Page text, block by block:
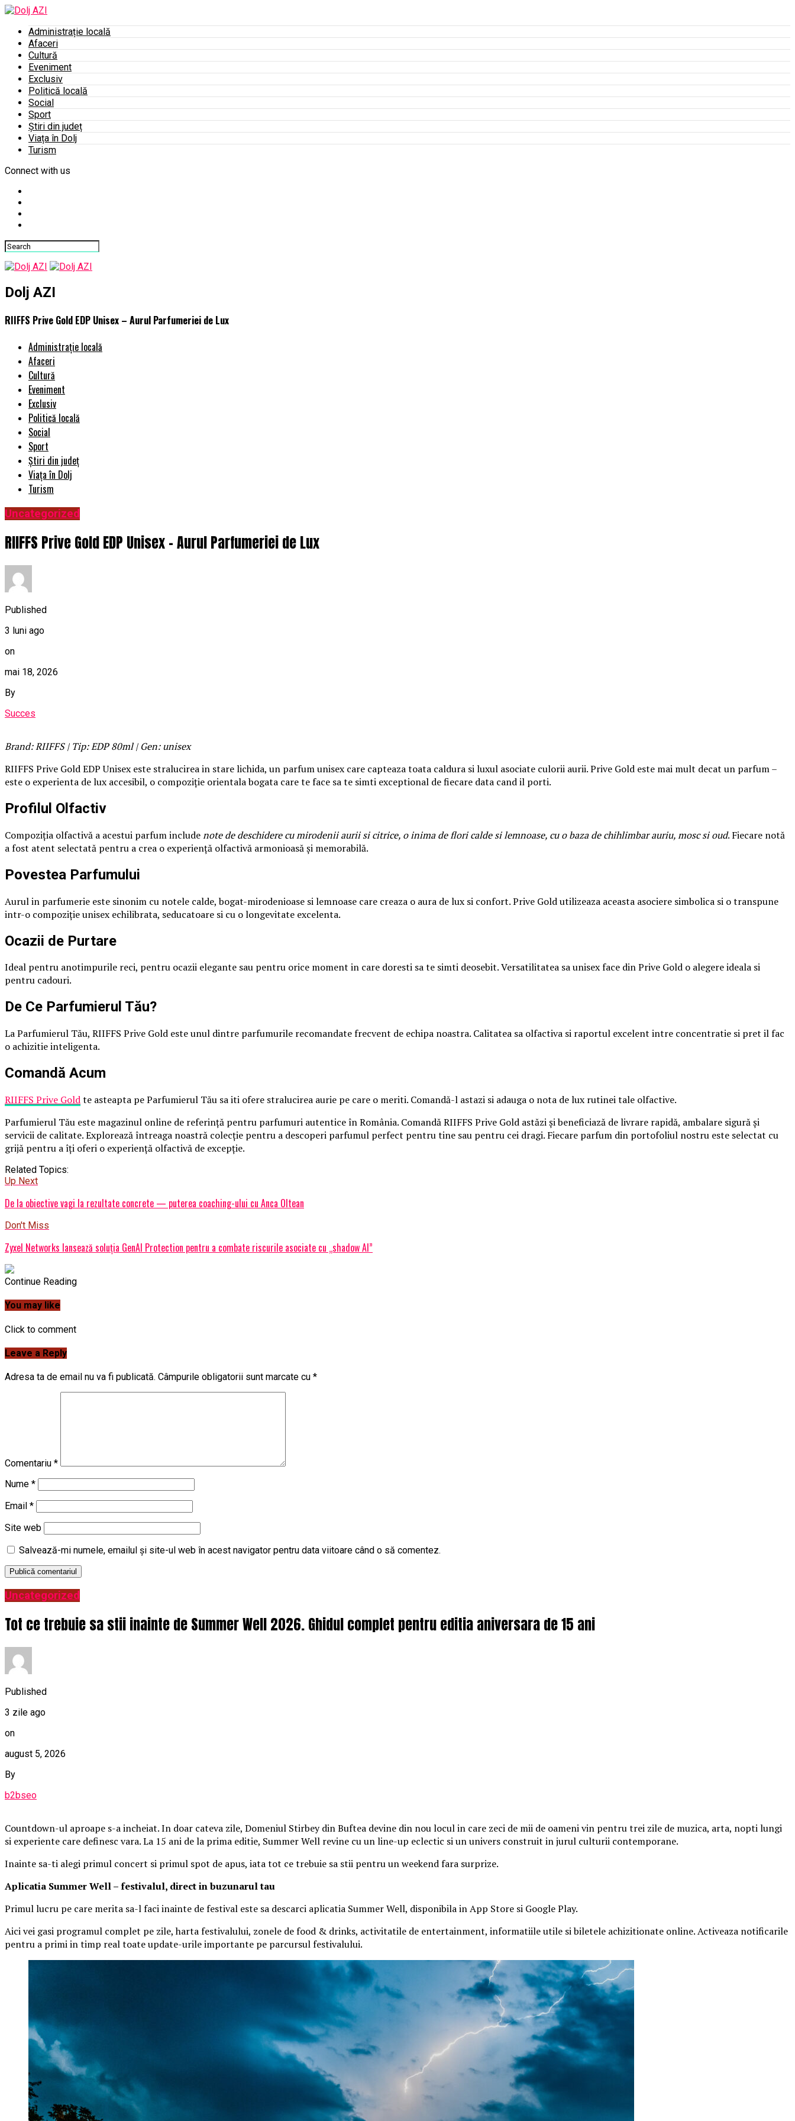
Administrație locală
Afaceri
Cultură
Eveniment
Exclusiv
Politică locală
Social
Sport
Știri din județ
Viața în Dolj
Turism
Connect with us
Dolj AZI
RIIFFS Prive Gold EDP Unisex – Aurul Parfumeriei de Lux
Administrație locală
Afaceri
Cultură
Eveniment
Exclusiv
Politică locală
Social
Sport
Știri din județ
Viața în Dolj
Turism
Uncategorized
RIIFFS Prive Gold EDP Unisex – Aurul Parfumeriei de Lux
Published
3 luni ago
on
mai 18, 2026
By
Succes
Brand: RIIFFS | Tip: EDP 80ml | Gen: unisex
RIIFFS Prive Gold EDP Unisex este stralucirea in stare lichida, un parfum unisex care capteaza toata caldura si luxul asociate culorii aurii. Prive Gold este mai mult decat un parfum –
este o experienta de lux accesibil, o compoziție orientala bogata care te face sa te simti exceptional de fiecare data cand il porti.
Profilul Olfactiv
Compoziția olfactivă a acestui parfum includenote de deschidere cu mirodenii aurii si citrice, o inima de flori calde si lemnoase, cu o baza de chihlimbar auriu, mosc si oud. Fiecare notă
a fost atent selectată pentru a crea o experiență olfactivă armonioasă și memorabilă.
Povestea Parfumului
Aurul in parfumerie este sinonim cu notele calde, bogat-mirodenioase si lemnoase care creaza o aura de lux si confort. Prive Gold utilizeaza aceasta asociere simbolica si o transpune
intr-o compoziție unisex echilibrata, seducatoare si cu o longevitate excelenta.
Ocazii de Purtare
Ideal pentru anotimpurile reci, pentru ocazii elegante sau pentru orice moment in care doresti sa te simti deosebit. Versatilitatea sa unisex face din Prive Gold o alegere ideala si
pentru cadouri.
De Ce Parfumierul Tău?
La Parfumierul Tău, RIIFFS Prive Gold este unul dintre parfumurile recomandate frecvent de echipa noastra. Calitatea sa olfactiva si raportul excelent intre concentratie si pret il fac
o achizitie inteligenta.
Comandă Acum
RIIFFS Prive Goldte asteapta pe Parfumierul Tău sa iti ofere stralucirea aurie pe care o meriti. Comandă-l astazi si adauga o nota de lux rutinei tale olfactive.
Parfumierul Tău este magazinul online de referință pentru parfumuri autentice în România. Comandă RIIFFS Prive Gold astăzi și beneficiază de livrare rapidă, ambalare sigură și
servicii de calitate. Explorează întreaga noastră colecție pentru a descoperi parfumul perfect pentru tine sau pentru cei dragi. Fiecare parfum din portofoliul nostru este selectat cu
grijă pentru a îți oferi o experiență olfactivă de excepție.
Related Topics:
Up Next
De la obiective vagi la rezultate concrete — puterea coaching-ului cu Anca Oltean
Don't Miss
Zyxel Networks lansează soluția GenAI Protection pentru a combate riscurile asociate cu „shadow AI”
Continue Reading
You may like
Click to comment
Leave a Reply
Adresa ta de email nu va fi publicată. Câmpurile obligatorii sunt marcate cu *
Comentariu *
Nume *
Email *
Site web
Salvează-mi numele, emailul și site-ul web în acest navigator pentru data viitoare când o să comentez.
Uncategorized
Tot ce trebuie sa stii inainte de Summer Well 2026. Ghidul complet pentru editia aniversara de 15 ani
Published
3 zile ago
on
august 5, 2026
By
b2bseo
Countdown-ul aproape s-a incheiat. In doar cateva zile, Domeniul Stirbey din Buftea devine din nou locul in care zeci de mii de oameni vin pentru trei zile de muzica, arta, nopti lungi
si experiente care definesc vara. La 15 ani de la prima editie, Summer Well revine cu un line-up eclectic si un univers construit in jurul culturii contemporane.
Inainte sa-ti alegi primul concert si primul spot de apus, iata tot ce trebuie sa stii pentru un weekend fara surprize.
Aplicatia Summer Well– festivalul, direct in buzunarul tau
Primul lucru pe care merita sa-l faci inainte de festival este sa descarci aplicatia Summer Well, disponibila in App Store si Google Play.
Aici vei gasi programul complet pe zile, harta festivalului, zonele de food & drinks, activitatile de entertainment, informatiile utile si biletele achizitionate online. Activeaza notificarile
pentru a primi in timp real toate update-urile importante pe parcursul festivalului.